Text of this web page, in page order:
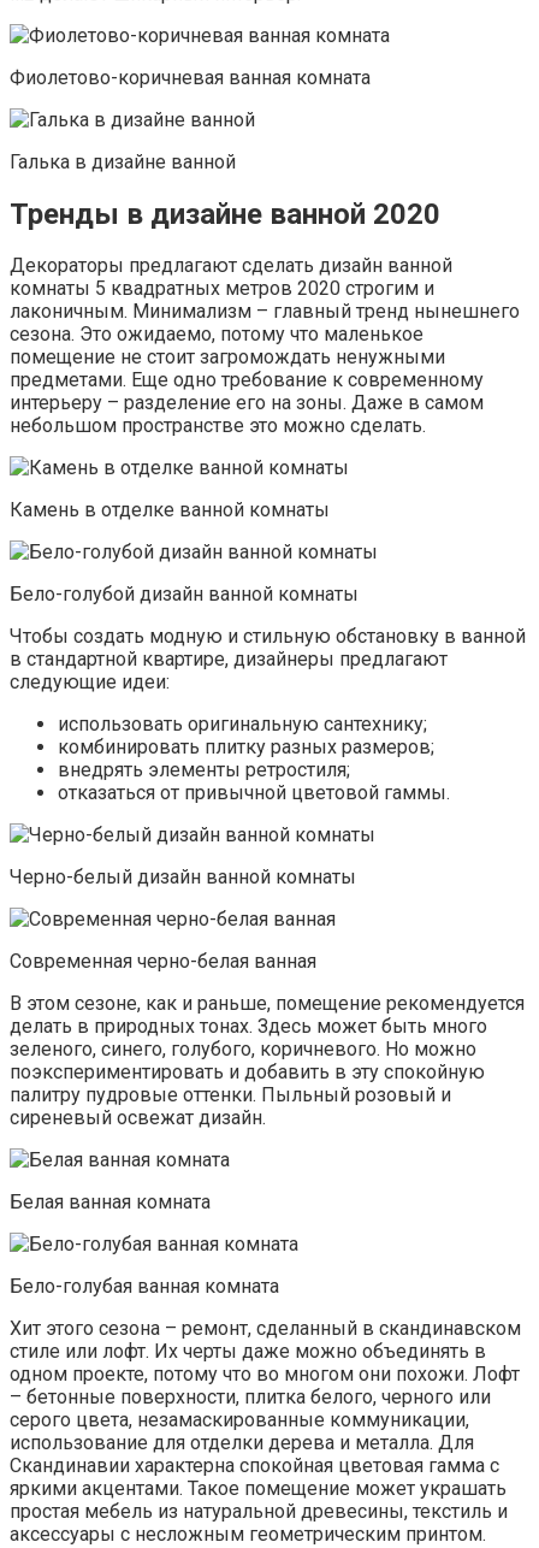
Фиолетово-коричневая ванная комната
Галька в дизайне ванной
Тренды в дизайне ванной 2020
Декораторы предлагают сделать дизайн ванной
комнаты 5 квадратных метров 2020 строгим и
лаконичным. Минимализм – главный тренд нынешнего
сезона. Это ожидаемо, потому что маленькое
помещение не стоит загромождать ненужными
предметами. Еще одно требование к современному
интерьеру – разделение его на зоны. Даже в самом
небольшом пространстве это можно сделать.
Камень в отделке ванной комнаты
Бело-голубой дизайн ванной комнаты
Чтобы создать модную и стильную обстановку в ванной
в стандартной квартире, дизайнеры предлагают
следующие идеи:
использовать оригинальную сантехнику;
комбинировать плитку разных размеров;
внедрять элементы ретростиля;
отказаться от привычной цветовой гаммы.
Черно-белый дизайн ванной комнаты
Современная черно-белая ванная
В этом сезоне, как и раньше, помещение рекомендуется
делать в природных тонах. Здесь может быть много
зеленого, синего, голубого, коричневого. Но можно
поэкспериментировать и добавить в эту спокойную
палитру пудровые оттенки. Пыльный розовый и
сиреневый освежат дизайн.
Белая ванная комната
Бело-голубая ванная комната
Хит этого сезона – ремонт, сделанный в скандинавском
стиле или лофт. Их черты даже можно объединять в
одном проекте, потому что во многом они похожи. Лофт
– бетонные поверхности, плитка белого, черного или
серого цвета, незамаскированные коммуникации,
использование для отделки дерева и металла. Для
Скандинавии характерна спокойная цветовая гамма с
яркими акцентами. Такое помещение может украшать
простая мебель из натуральной древесины, текстиль и
аксессуары с несложным геометрическим принтом.